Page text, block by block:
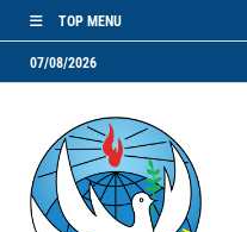
TOP MENU
07/08/2026